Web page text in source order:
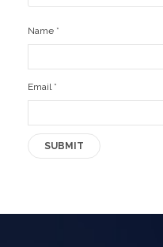
Name *
Email *